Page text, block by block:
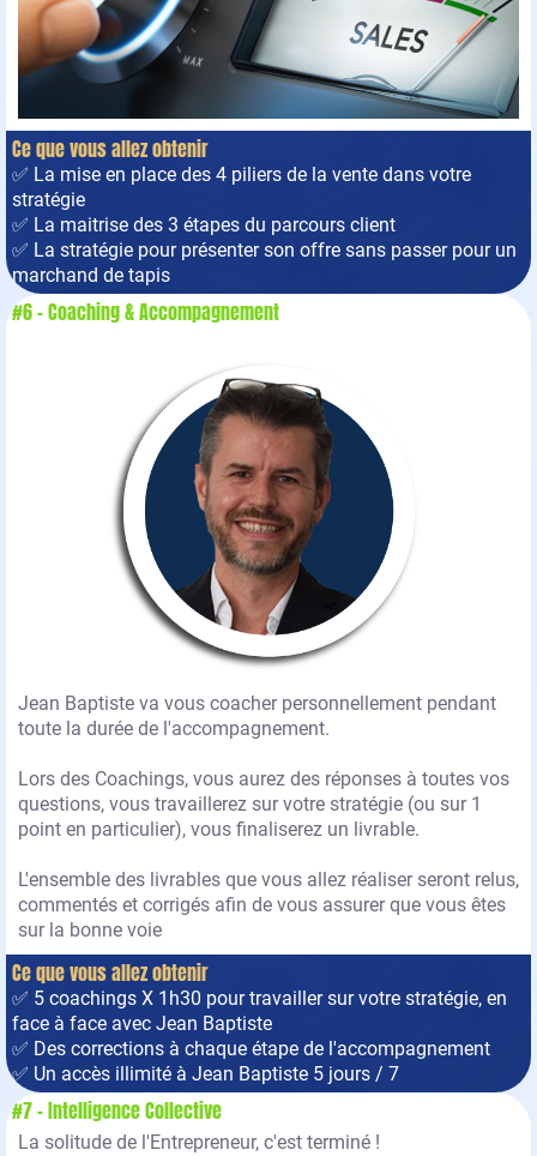
Ce que vous allez obtenir
✅ La mise en place des 4 piliers de la vente dans votre
stratégie
✅ La maitrise des 3 étapes du parcours client
✅ La stratégie pour présenter son offre sans passer pour un
marchand de tapis
#6 - Coaching & Accompagnement
Jean Baptiste va vous coacher personnellement pendant
toute la durée de l'accompagnement.
Lors des Coachings, vous aurez des réponses à toutes vos
questions, vous travaillerez sur votre stratégie (ou sur 1
point en particulier), vous finaliserez un livrable.
L'ensemble des livrables que vous allez réaliser seront relus,
commentés et corrigés afin de vous assurer que vous êtes
sur la bonne voie
Ce que vous allez obtenir
✅ 5 coachings X 1h30 pour travailler sur votre stratégie, en
face à face avec Jean Baptiste
✅ Des corrections à chaque étape de l'accompagnement
✅ Un accès illimité à Jean Baptiste 5 jours / 7
#7 - Intelligence Collective
La solitude de l'Entrepreneur, c'est terminé !